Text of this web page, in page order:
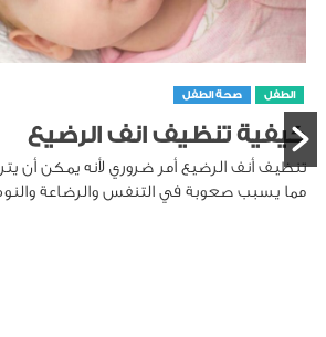
الطفل صحة الطفل
طريقة تنظيف لسان الرضيع